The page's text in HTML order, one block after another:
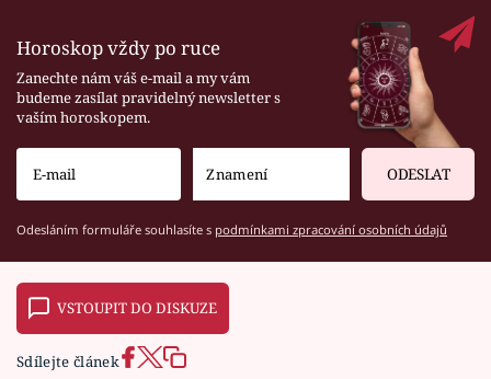
Horoskop vždy po ruce
Zanechte nám váš e-mail a my vám
budeme zasílat pravidelný newsletter s
vaším horoskopem.
ODESLAT
Odesláním formuláře souhlasíte s podmínkami zpracování osobních údajů
VSTOUPIT DO DISKUZE
Sdílejte článek